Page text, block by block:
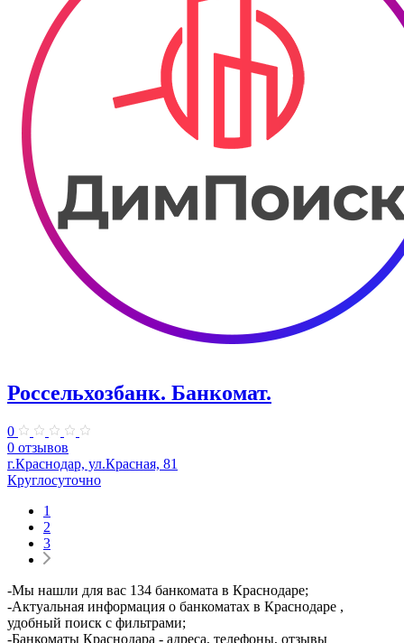
Россельхозбанк. Банкомат.
0
0 отзывов
г.Краснодар, ул.Красная, 81
Круглосуточно
1
2
3
-Мы нашли для вас 134 банкомата в Краснодаре;
-Актуальная информация о банкоматах в Краснодаре ,
удобный поиск с фильтрами;
-Банкоматы Краснодара - адреса, телефоны, отзывы